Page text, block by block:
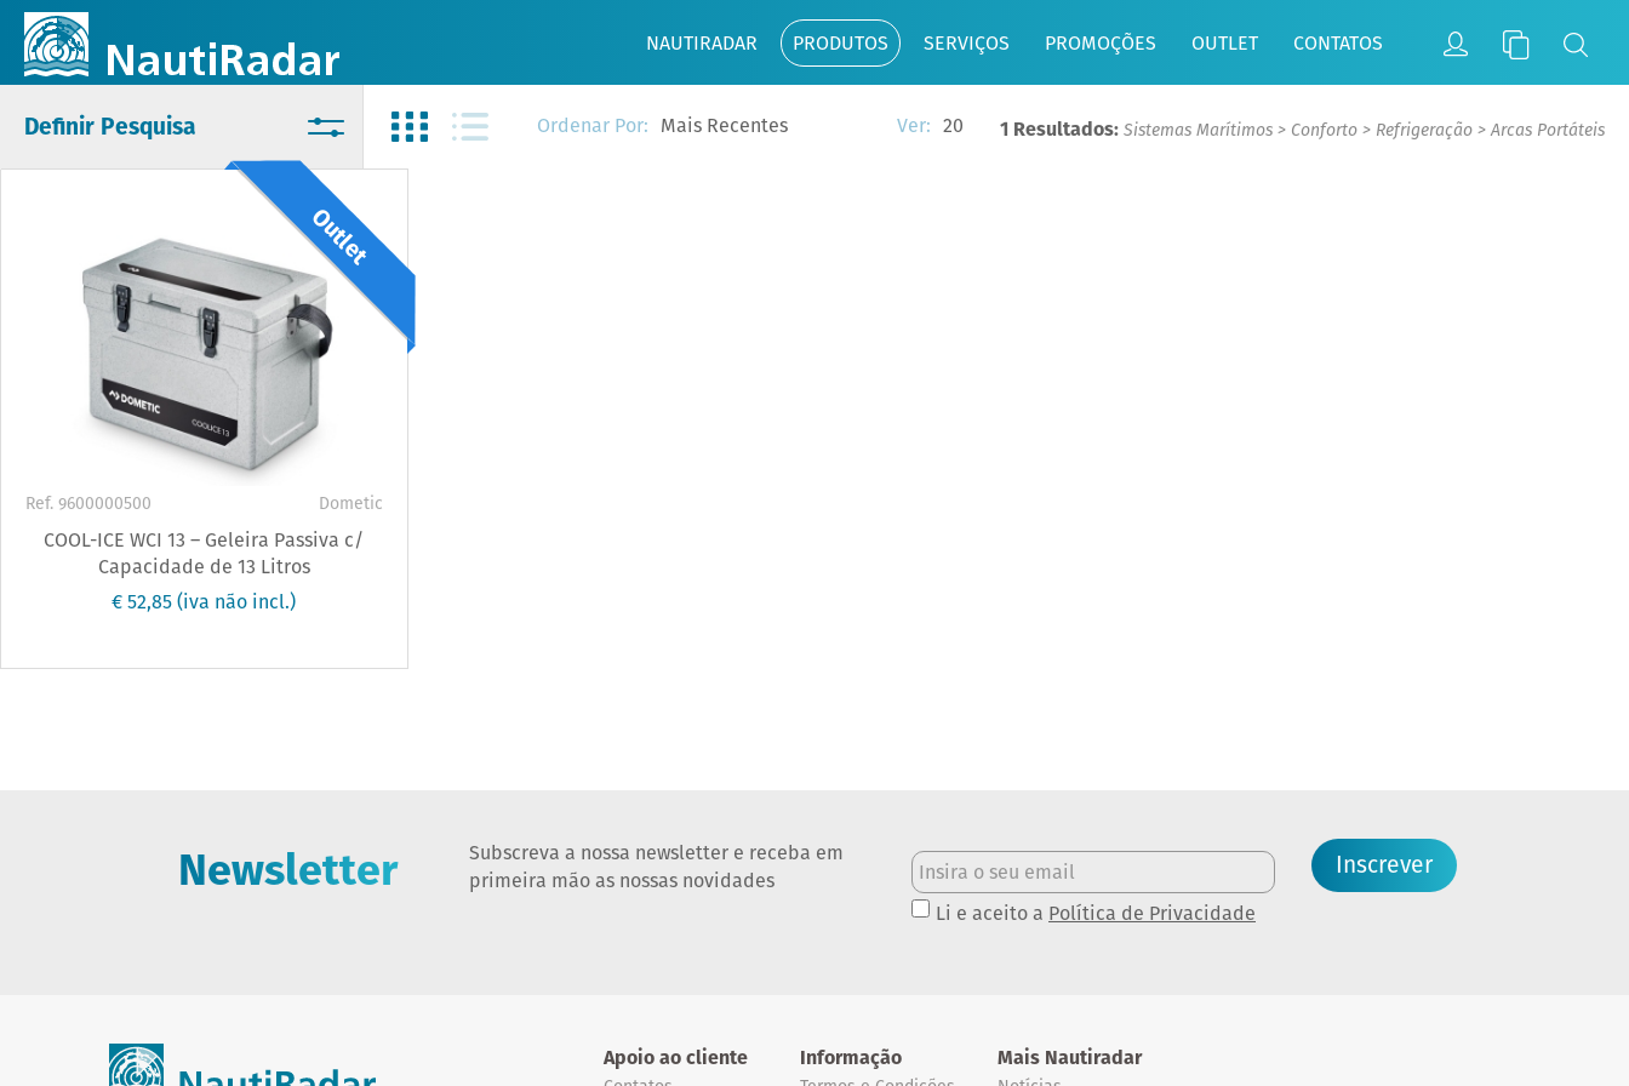
NAUTIRADAR PRODUTOS SERVIÇOS PROMOÇÕES OUTLET CONTATOS
Definir Pesquisa Ordenar Por: Mais Recentes Ver: 20 1 Resultados: Sistemas Marítimos > Conforto > Refrigeração >Arcas Portáteis
Ref. 9600000500 Dometic
COOL-ICE WCI 13 – Geleira Passiva c/
Capacidade de 13 Litros
€ 52,85(iva não incl.)
Outlet
Newsletter
Subscreva a nossa newsletter e receba em
primeira mão as nossas novidades
Li e aceito a Política de Privacidade
Inscrever
Apoio ao cliente Informação Mais Nautiradar